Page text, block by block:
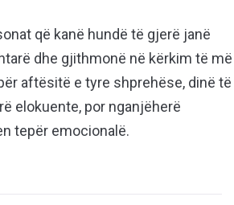
që kanë hundë të gjerë janë
dhe gjithmonë në kërkim të më
aftësitë e tyre shprehëse, dinë të
elokuente, por nganjëherë
tepër emocionalë.